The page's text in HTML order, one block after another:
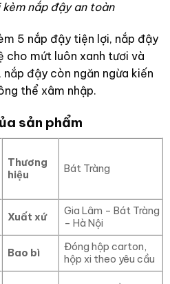
nắp đậy an toàn
5 nắp đậy tiện lợi, nắp đậy
cho mứt luôn xanh tươi và
đậy còn ngăn ngừa kiến
thể xâm nhập.
sản phẩm
Thương
hiệu
Bát Tràng
Xuất xứ
Gia Lâm – Bát Tràng
– Hà Nội
Bao bì
Đóng hộp carton,
hộp xi theo yêu cầu